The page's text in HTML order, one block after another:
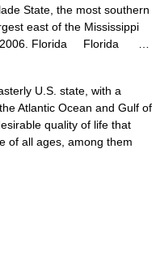
State, the most southern
east of the Mississippi
2006. Florida Florida …
U.S. state, with a
Atlantic Ocean and Gulf of
quality of life that
of all ages, among them